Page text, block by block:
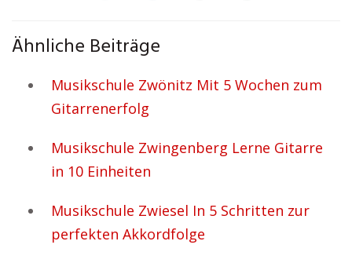
Ähnliche Beiträge
Musikschule Zwönitz Mit 5 Wochen zum
Gitarrenerfolg
Musikschule Zwingenberg Lerne Gitarre
in 10 Einheiten
Musikschule Zwiesel In 5 Schritten zur
perfekten Akkordfolge